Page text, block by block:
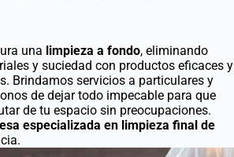
una limpieza a fondo, eliminando
y suciedad con productos eficaces y
Brindamos servicios a particulares y
de dejar todo impecable para que
de tu espacio sin preocupaciones.
especializada en limpieza final de